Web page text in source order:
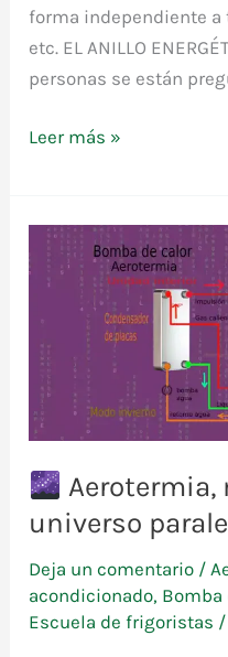
forma independiente
etc. EL ANILLO
personas se están
en
anillo
energético
Leer más »
Aerotermia,
universo
Deja un comentario /
acondicionado, Bomba
Escuela de frigoristas